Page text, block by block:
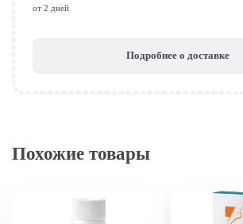
от 2 дней
Подробнее о доставке
Похожие товары